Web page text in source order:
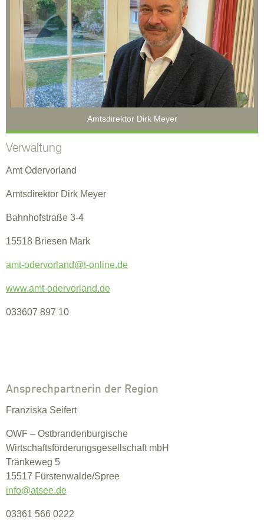
Amtsdirektor Dirk Meyer
Verwaltung
Amt Odervorland
Amtsdirektor Dirk Meyer
Bahnhofstraße 3-4
15518 Briesen Mark
amt-odervorland@t-online.de
www.amt-odervorland.de
033607 897 10
Ansprechpartnerin der Region
Franziska Seifert
OWF – Ostbrandenburgische
Wirtschaftsförderungsgesellschaft mbH
Tränkeweg 5
15517 Fürstenwalde/Spree
info@atsee.de
03361 566 0222